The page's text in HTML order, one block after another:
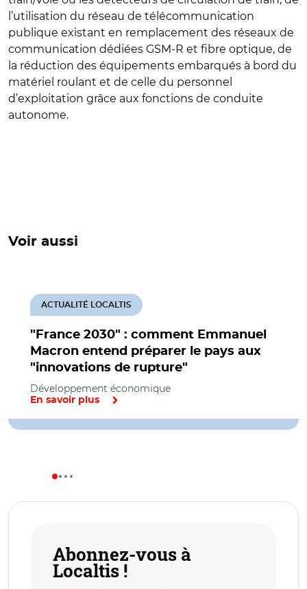
l’utilisation du réseau de télécommunication
publique existant en remplacement des réseaux de
communication dédiées GSM-R et fibre optique, de
la réduction des équipements embarqués à bord du
matériel roulant et de celle du personnel
d’exploitation grâce aux fonctions de conduite
autonome.
Voir aussi
"France 2030" : comment Emmanuel
Macron entend préparer le pays aux
"innovations de rupture"
ACTUALITÉ LOCALTIS
Développement économique
En savoir plus
Abonnez-vous à
Localtis !